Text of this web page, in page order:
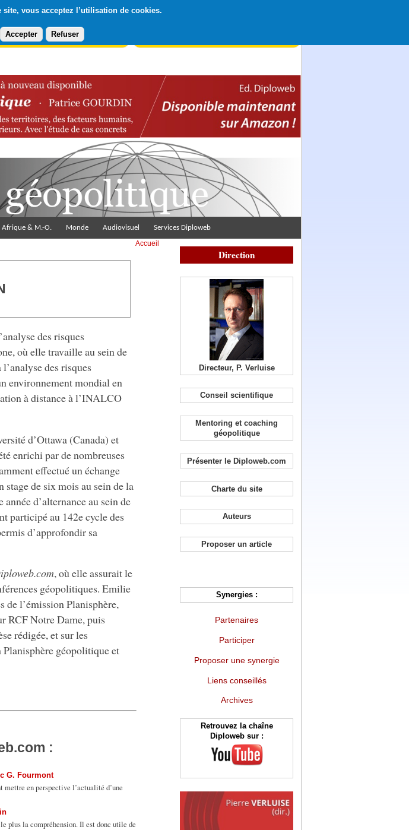
vous acceptez l’utilisation de cookies.
Accepter Refuser
gratuit à la Lettre du Diploweb
Afrique & M.-O. Monde Audiovisuel Services Diploweb
Accueil
des risques
où elle travaille au sein de
des risques
environnement mondial en
à distance à l’INALCO
d’Ottawa (Canada) et
enrichi par de nombreuses
effectué un échange
de six mois au sein de la
d’alternance au sein de
participé au 142e cycle des
d’approfondir sa
, où elle assurait le
géopolitiques. Emilie
de l’émission Planisphère,
RCF Notre Dame, puis
rédigée, et sur les
géopolitique et
:
G. Fourmont
en perspective l’actualité d’une
plus la compréhension. Il est donc utile de
Direction
Directeur, P. Verluise
Conseil scientifique
Mentoring et coaching
géopolitique
Présenter le Diploweb.com
Charte du site
Auteurs
Proposer un article
Synergies :
Partenaires
Participer
Proposer une synergie
Liens conseillés
Archives
Retrouvez la chaîne
Diploweb sur :